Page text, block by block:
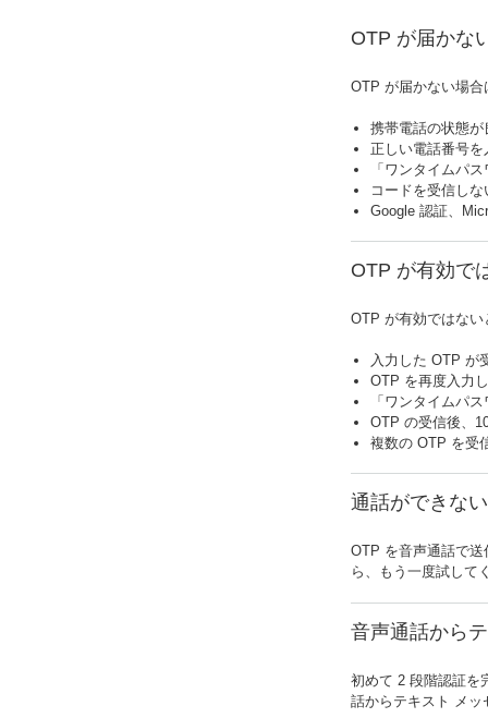
OTP が届かな
OTP が届かない場
携帯電話の状態
正しい電話番号
「ワンタイムパ
コードを受信し
Google 認証、
OTP が有効で
OTP が有効ではな
入力した OTP が
OTP を再度入力
「ワンタイムパ
OTP の受信後、
複数の OTP を受
通話ができな
OTP を音声通話で
ら、もう一度試して
音声通話から
初めて 2 段階認証を
話からテキスト メッ